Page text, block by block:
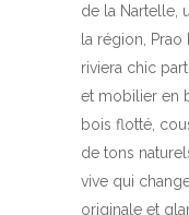
de la Nartelle,
la région,
riviera chic
et mobilier en
bois flotté,
de tons
vive qui
originale et